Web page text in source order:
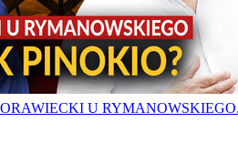
U RYMANOWSKIEGO.